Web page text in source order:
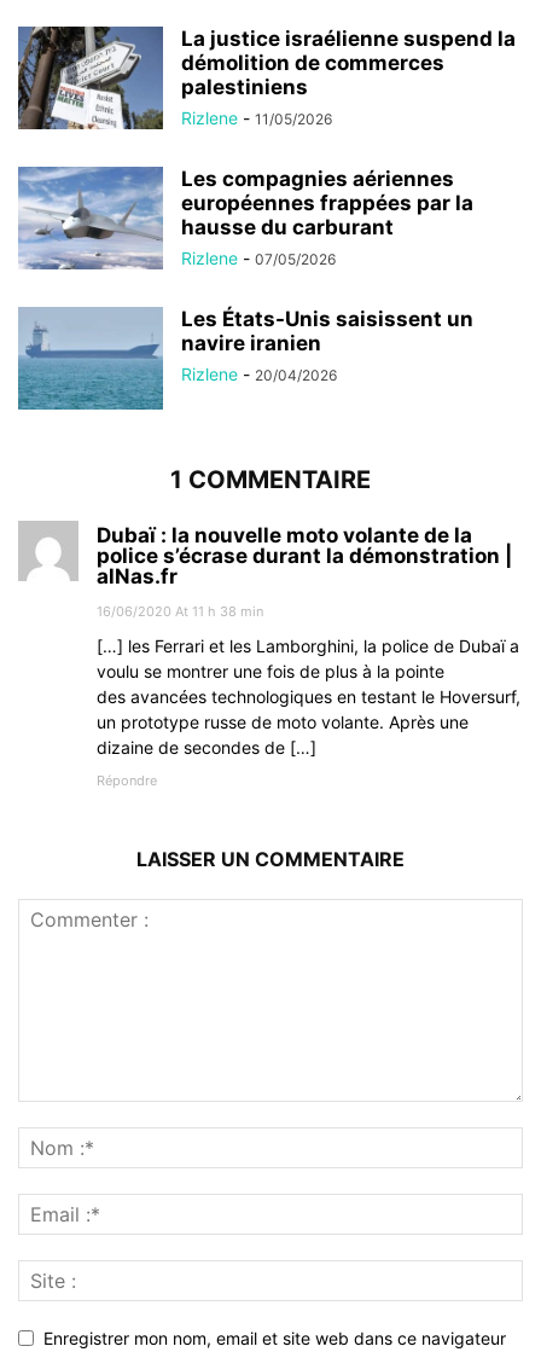
La justice israélienne suspend la
démolition de commerces
palestiniens
Rizlene - 11/05/2026
Les compagnies aériennes
européennes frappées par la
hausse du carburant
Rizlene - 07/05/2026
Les États-Unis saisissent un
navire iranien
Rizlene - 20/04/2026
1 COMMENTAIRE
Dubaï : la nouvelle moto volante de la
police s’écrase durant la démonstration |
alNas.fr
16/06/2020 At 11 h 38 min
[…] les Ferrari et les Lamborghini, la police de Dubaï a
voulu se montrer une fois de plus à la pointe
des avan­cées tech­no­lo­giques en testant le Hover­surf,
un proto­type russe de moto volante. Après une
dizaine de secondes de […]
Répondre
LAISSER UN COMMENTAIRE
Enregistrer mon nom, email et site web dans ce navigateur